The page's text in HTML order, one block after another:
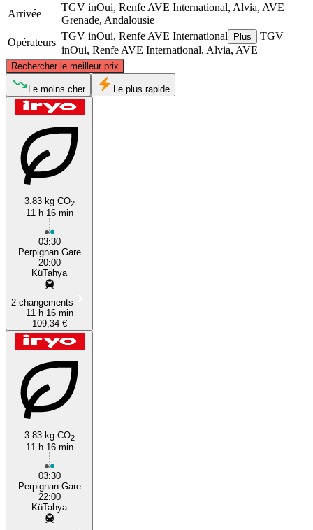
Arrivée
TGV inOui, Renfe AVE International, Alvia, AVE
Grenade, Andalousie
Opérateurs
TGV inOui, Renfe AVE International Plus
TGV
inOui, Renfe AVE International, Alvia, AVE
Rechercher le meilleur prix
©CARTO, ©OpenStreetMapcontributors
Le moins cher Le plus rapide
3.83 kg CO2
11 h 16 min
03:30
Perpignan Gare
20:00
KüTahya
2 changements
11 h 16 min
109,34 €
3.83 kg CO2
11 h 16 min
03:30
Perpignan Gare
22:00
KüTahya